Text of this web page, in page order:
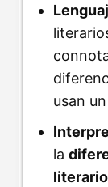
usan
la
literario